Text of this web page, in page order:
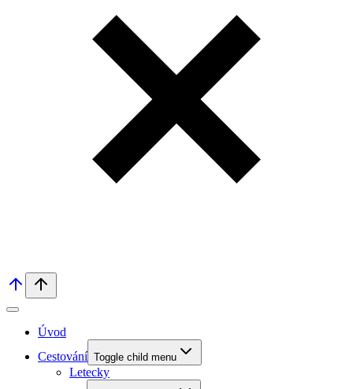
Úvod
Cestování Toggle child menu
Letecky